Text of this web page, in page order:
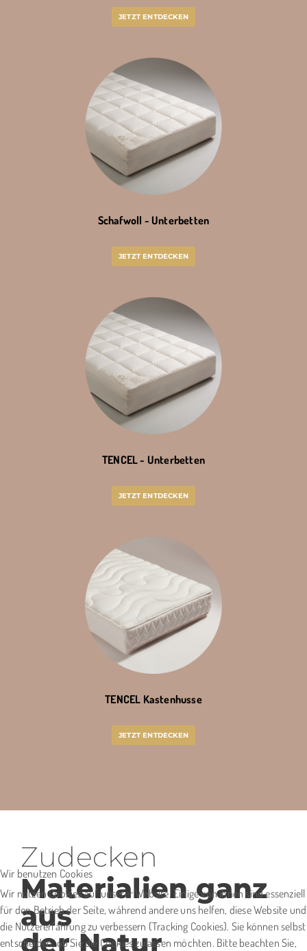
JETZT ENTDECKEN
Schafwoll - Unterbetten
JETZT ENTDECKEN
TENCEL - Unterbetten
JETZT ENTDECKEN
TENCEL Kastenhusse
JETZT ENTDECKEN
Zudecken
Materialien ganz
aus
der Natur
Wir benutzen Cookies
Wir nutzen Cookies auf unserer Website. Einige von ihnen sind essenziell
für den Betrieb der Seite, während andere uns helfen, diese Website und
die Nutzererfahrung zu verbessern (Tracking Cookies). Sie können selbst
entscheiden, ob Sie die Cookies zulassen möchten. Bitte beachten Sie,